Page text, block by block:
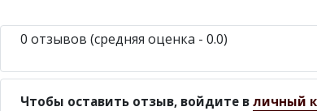
0 отзывов (средняя оценка - 0.0)
Чтобы оставить отзыв, войдите в личный